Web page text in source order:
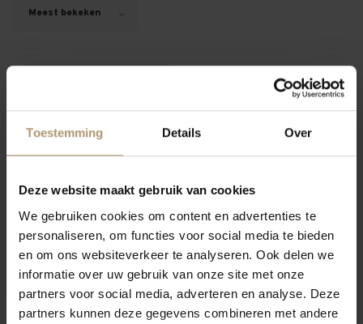
Toestemming Details Over
Deze website maakt gebruik van cookies
We gebruiken cookies om content en advertenties te
personaliseren, om functies voor social media te bieden
en om ons websiteverkeer te analyseren. Ook delen we
informatie over uw gebruik van onze site met onze
partners voor social media, adverteren en analyse. Deze
partners kunnen deze gegevens combineren met andere
Meest bekeken
Poggio Le Volpi Donnaluce
€19,95